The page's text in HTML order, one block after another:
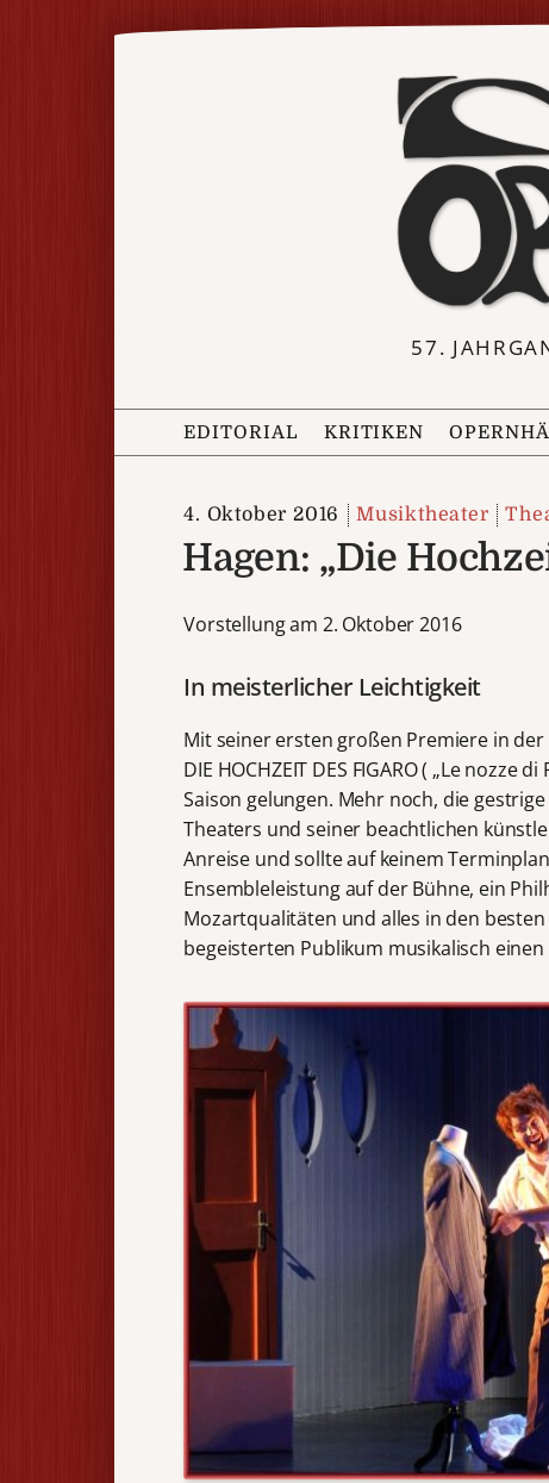
57.
EDITORIAL KRITIKEN
4. Oktober 2016 Musiktheater
Hagen: „Die
Vorstellung am 2. Oktober 2016
In meisterlicher Leichtigkeit
Mit seiner ersten großen Premiere in
DIE HOCHZEIT DES FIGARO ( „Le
Saison gelungen. Mehr noch, die
Theaters und seiner beachtlichen
Anreise und sollte auf keinem
Ensembleleistung auf der Bühne, ein
Mozartqualitäten und alles in den
begeisterten Publikum musikalisch